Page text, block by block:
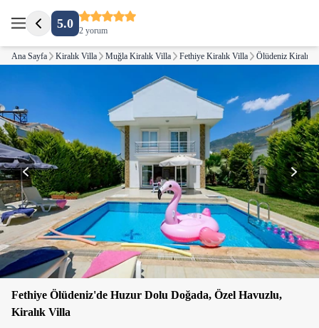
5.0 2 yorum
Ana Sayfa Kiralık Villa Muğla Kiralık Villa Fethiye Kiralık Villa Ölüdeniz Kiralık
Fethiye Ölüdeniz'de Huzur Dolu Doğada, Özel Havuzlu,
Kiralık Villa